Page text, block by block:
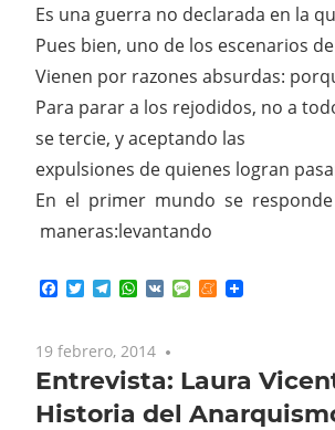
Es una guerra no declarada en la
Pues bien, uno de los escenarios
Vienen por razones absurdas:
Para parar a los rejodidos, no a
se tercie, y aceptando las
expulsiones de quienes logran
En el primer mundo se
maneras:levantando
Facebook
TwitterTelegram
WhatsApp
VK MessageMeneame
19 febrero, 2014
Entrevista: Laura
Historia del